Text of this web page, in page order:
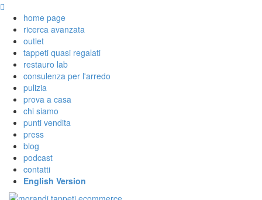
home page
ricerca avanzata
outlet
tappeti quasi regalati
restauro lab
consulenza per l'arredo
pulizia
prova a casa
chi siamo
punti vendita
press
blog
podcast
contatti
English Version